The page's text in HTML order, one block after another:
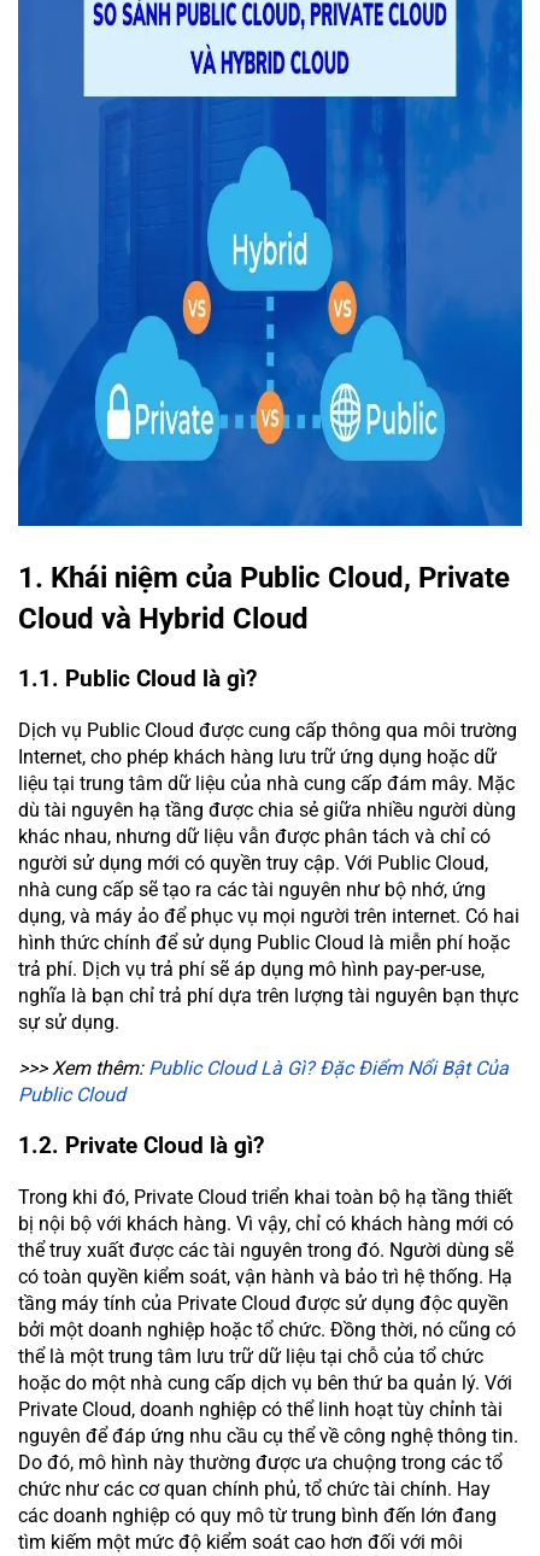
1. Khái niệm của Public Cloud, Private
Cloud và Hybrid Cloud
1.1. Public Cloud là gì?
Dịch vụ Public Cloud được cung cấp thông qua môi trường
Internet, cho phép khách hàng lưu trữ ứng dụng hoặc dữ
liệu tại trung tâm dữ liệu của nhà cung cấp đám mây. Mặc
dù tài nguyên hạ tầng được chia sẻ giữa nhiều người dùng
khác nhau, nhưng dữ liệu vẫn được phân tách và chỉ có
người sử dụng mới có quyền truy cập. Với Public Cloud,
nhà cung cấp sẽ tạo ra các tài nguyên như bộ nhớ, ứng
dụng, và máy ảo để phục vụ mọi người trên internet. Có hai
hình thức chính để sử dụng Public Cloud là miễn phí hoặc
trả phí. Dịch vụ trả phí sẽ áp dụng mô hình pay-per-use,
nghĩa là bạn chỉ trả phí dựa trên lượng tài nguyên bạn thực
sự sử dụng.
>>> Xem thêm: Public Cloud Là Gì? Đặc Điểm Nổi Bật Của
Public Cloud
1.2. Private Cloud là gì?
Trong khi đó, Private Cloud triển khai toàn bộ hạ tầng thiết
bị nội bộ với khách hàng. Vì vậy, chỉ có khách hàng mới có
thể truy xuất được các tài nguyên trong đó. Người dùng sẽ
có toàn quyền kiểm soát, vận hành và bảo trì hệ thống. Hạ
tầng máy tính của Private Cloud được sử dụng độc quyền
bởi một doanh nghiệp hoặc tổ chức. Đồng thời, nó cũng có
thể là một trung tâm lưu trữ dữ liệu tại chỗ của tổ chức
hoặc do một nhà cung cấp dịch vụ bên thứ ba quản lý. Với
Private Cloud, doanh nghiệp có thể linh hoạt tùy chỉnh tài
nguyên để đáp ứng nhu cầu cụ thể về công nghệ thông tin.
Do đó, mô hình này thường được ưa chuộng trong các tổ
chức như các cơ quan chính phủ, tổ chức tài chính. Hay
các doanh nghiệp có quy mô từ trung bình đến lớn đang
tìm kiếm một mức độ kiểm soát cao hơn đối với môi